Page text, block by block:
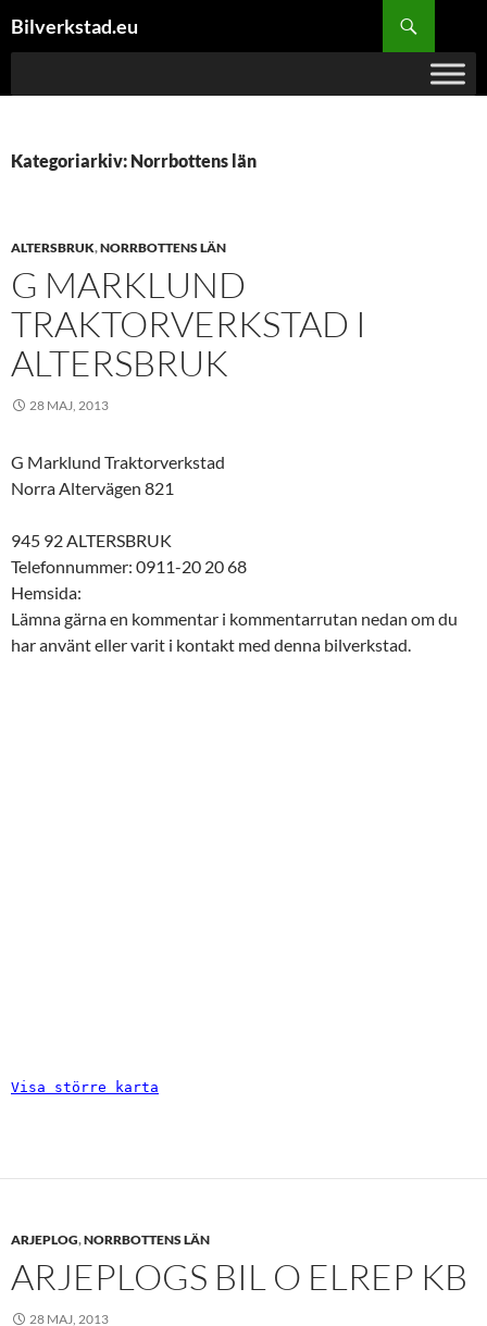
tillBilverkstad.eu
Kategoriarkiv: Norrbottens län
ALTERSBRUK,NORRBOTTENS LÄN
G MARKLUND
TRAKTORVERKSTAD I
ALTERSBRUK
28 MAJ, 2013
G Marklund Traktorverkstad
Norra Altervägen 821
945 92 ALTERSBRUK
Telefonnummer: 0911-20 20 68
Hemsida:
Lämna gärna en kommentar i kommentarrutan nedan om du
har använt eller varit i kontakt med denna bilverkstad.
Visa större karta
ARJEPLOG,NORRBOTTENS LÄN
ARJEPLOGS BIL O ELREP KB
28 MAJ, 2013